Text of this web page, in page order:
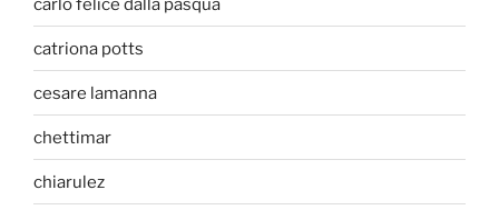
carlo felice dalla pasqua
catriona potts
cesare lamanna
chettimar
chiarulez